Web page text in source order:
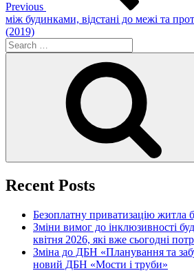
Previous
між будинками, відстані до межі та
(2019)
Search
for:
Recent Posts
Безоплатну приватизацію житла
Зміни вимог до інклюзивності
квітня 2026, які вже сьогодні
Зміна до ДБН «Планування та
новий ДБН «Мости і труби»